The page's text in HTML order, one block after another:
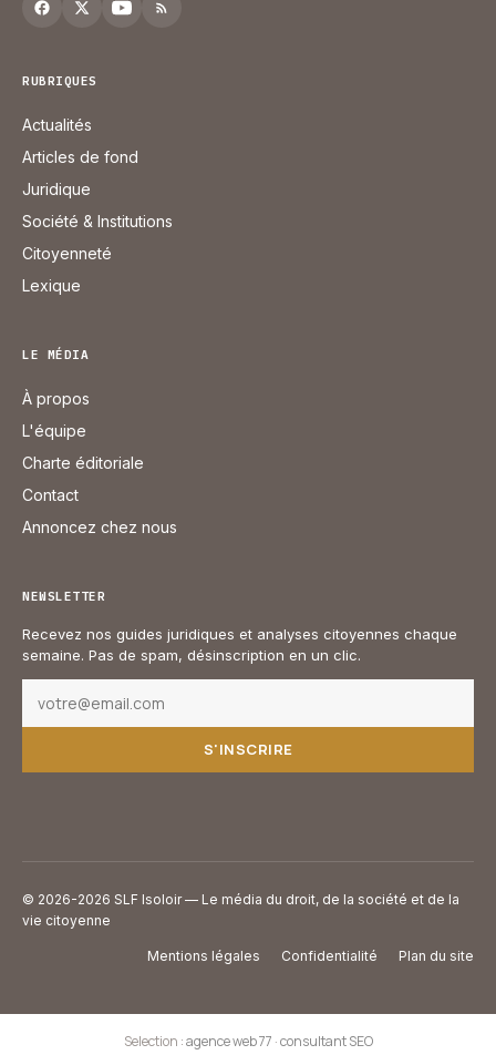
RUBRIQUES
Actualités
Articles de fond
Juridique
Société & Institutions
Citoyenneté
Lexique
LE MÉDIA
À propos
L'équipe
Charte éditoriale
Contact
Annoncez chez nous
NEWSLETTER
Recevez nos guides juridiques et analyses citoyennes chaque
semaine. Pas de spam, désinscription en un clic.
S'INSCRIRE
© 2026-2026 SLF Isoloir — Le média du droit, de la société et de la
vie citoyenne
Mentions légales Confidentialité Plan du site
Selection :agence web 77 ·consultant SEO